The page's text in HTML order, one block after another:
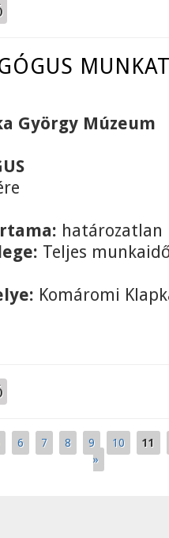
György Múzeum
határozatlan
Teljes
Komáromi
6 7 8 9 10
11
»